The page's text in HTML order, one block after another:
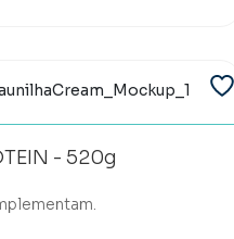
- 520g